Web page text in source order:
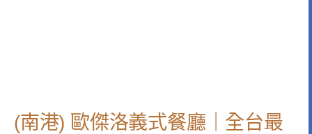
(南港) 歐傑洛義式餐廳｜全台最